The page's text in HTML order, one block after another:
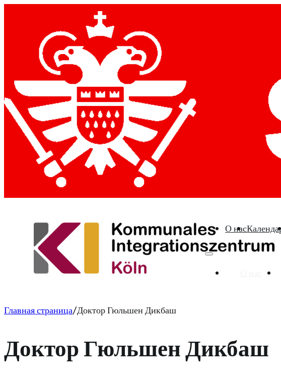
О нас
Главная страница Доктор Гюльшен Дикбаш
Доктор Гюльшен Дикбаш